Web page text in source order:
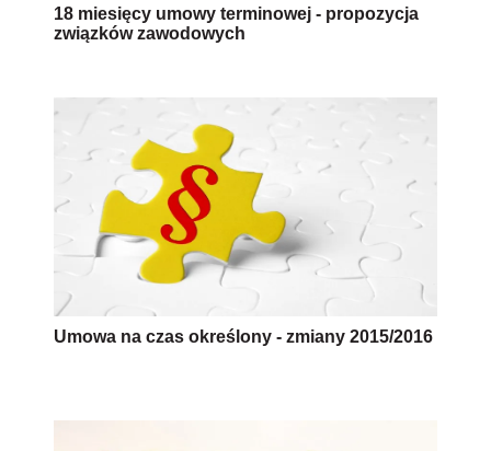
18 miesięcy umowy terminowej - propozycja
związków zawodowych
Umowa na czas określony - zmiany 2015/2016